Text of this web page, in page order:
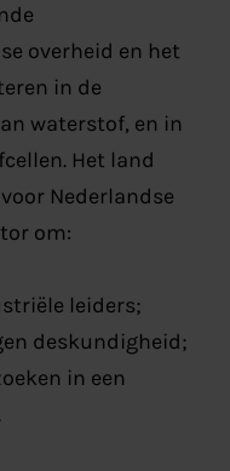
overheid en het
in de
waterstof, en in
Het land
Nederlandse
om:
leiders;
deskundigheid;
in een